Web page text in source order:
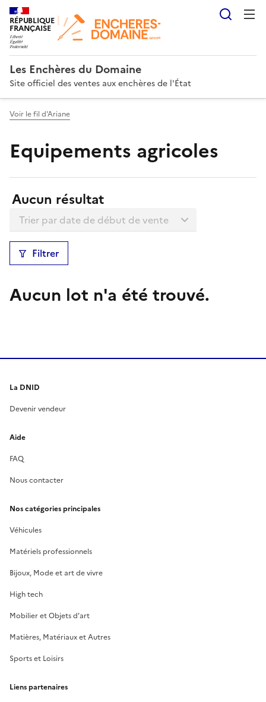
RÉPUBLIQUE
FRANÇAISE
Les Enchères du Domaine
Site officiel des ventes aux enchères de l'État
Voir le fil d'Ariane
Equipements agricoles
Résultats:
Aucun résultat
Trier la liste
Filtrer
Aucun lot n'a été trouvé.
La DNID
Devenir vendeur
Aide
FAQ
Nous contacter
Nos catégories principales
Véhicules
Matériels professionnels
Bijoux, Mode et art de vivre
High tech
Mobilier et Objets d'art
Matières, Matériaux et Autres
Sports et Loisirs
Liens partenaires